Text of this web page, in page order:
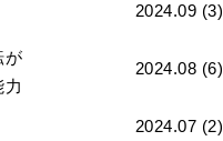
が
2024.09 (3)
2024.08 (6)
2024.07 (2)